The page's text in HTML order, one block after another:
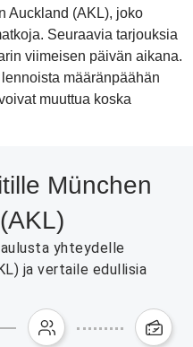
Auckland (AKL), joko
Seuraavia tarjouksia
viimeisen päivän aikana.
määränpäähän
muuttua koska
München
yhteydelle
ja vertaile edullisia